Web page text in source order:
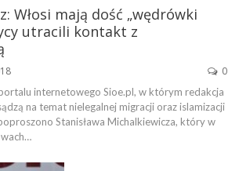
Włosi mają dość „wędrówki
utracili kontakt z
0
internetowego Sioe.pl, w którym redakcja
na temat nielegalnej migracji oraz islamizacji
Stanisława Michalkiewicza, który w